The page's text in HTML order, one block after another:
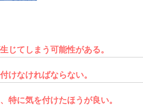
じてしまう可能性がある。
けなければならない。
特に気を付けたほうが良い。